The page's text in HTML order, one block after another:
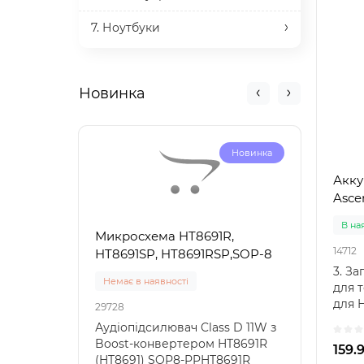
7. Ноутбуки
Новинка
Новинка
Микросхема HT8691R,
HT8691SP, HT8691RSP,SOP-8
Немає в наявності
29728
Аудіопідсилювач Class D 11W з
Boost-конвертером HT8691R
(HT8691) SOP8-PPHT8691R
29733
з
В
14712
3.
для
для